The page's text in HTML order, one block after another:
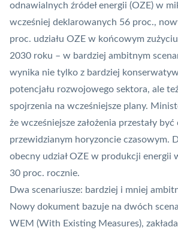
odnawialnych źródeł energii (OZE) w
wcześniej deklarowanych 56 proc.,
proc. udziału OZE w końcowym
2030 roku – w bardziej ambitnym
wynika nie tylko z bardziej
potencjału rozwojowego sektora, ale
spojrzenia na wcześniejsze plany.
że wcześniejsze założenia przestały
przewidzianym horyzoncie czasowym.
obecny udział OZE w produkcji energii
30 proc. rocznie.
Dwa scenariusze: bardziej i mniej
Nowy dokument bazuje na dwóch
WEM (With Existing Measures),